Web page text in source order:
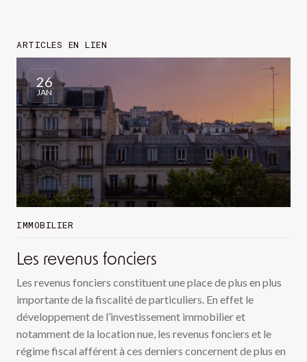
ARTICLES EN LIEN
26
JAN
IMMOBILIER
Les revenus fonciers
Les revenus fonciers constituent une place de plus en plus
importante de la fiscalité de particuliers. En effet le
développement de l’investissement immobilier et
notamment de la location nue, les revenus fonciers et le
régime fiscal afférent à ces derniers concernent de plus en